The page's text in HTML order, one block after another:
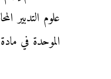
علوم التدبير
الموحدة في